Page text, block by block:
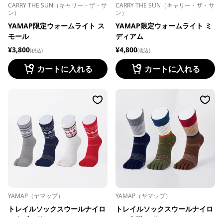
CARRY THE SUN（キャリー・ザ・サ
ン）
YAMAP限定ウォームライト ス
モール
¥3,800(税込)
カートに入れる
CARRY THE SUN（キャリー・ザ・サ
ン）
YAMAP限定ウォームライト ミ
ディアム
¥4,800(税込)
カートに入れる
YAMAP（ヤマップ）
トレイルソックスウールナイロ
YAMAP（ヤマップ）
トレイルソックスウールナイロ